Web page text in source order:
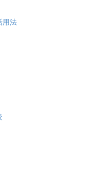
用法